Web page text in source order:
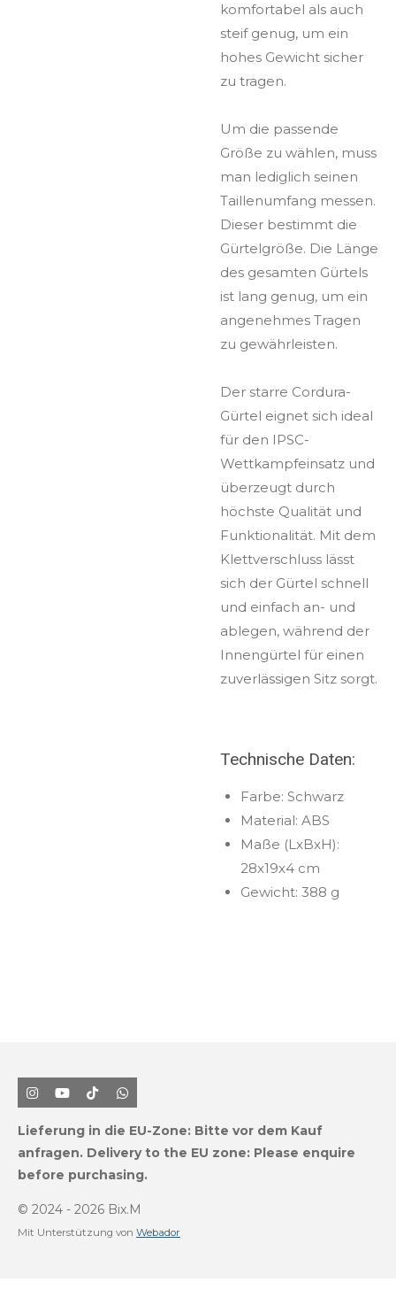
komfortabel als auch
steif genug, um ein
hohes Gewicht sicher
zu tragen.
Um die passende
Größe zu wählen, muss
man lediglich seinen
Taillenumfang messen.
Dieser bestimmt die
Gürtelgröße. Die Länge
des gesamten Gürtels
ist lang genug, um ein
angenehmes Tragen
zu gewährleisten.
Der starre Cordura-
Gürtel eignet sich ideal
für den IPSC-
Wettkampfeinsatz und
überzeugt durch
höchste Qualität und
Funktionalität. Mit dem
Klettverschluss lässt
sich der Gürtel schnell
und einfach an- und
ablegen, während der
Innengürtel für einen
zuverlässigen Sitz sorgt.
Technische Daten:
Farbe: Schwarz
Material: ABS
Maße (LxBxH):
28x19x4 cm
Gewicht: 388 g
I
n
t
a
r
m
Y
o
T
u
e
T
i
k
T
o
W
h
t
s
p
Lieferung in die EU-Zone: Bitte vor dem Kauf
anfragen. Delivery to the EU zone: Please enquire
before purchasing.
© 2024 - 2026 Bix.M
Mit Unterstützung von Webador